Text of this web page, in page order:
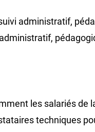
administratif,
les salariés de
techniques